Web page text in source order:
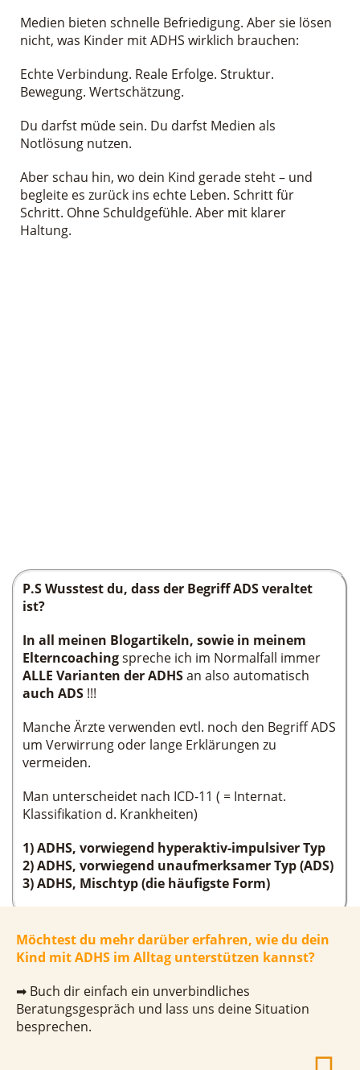
Medien bieten schnelle Befriedigung. Aber sie lösen
nicht, was Kinder mit ADHS wirklich brauchen:
Echte Verbindung. Reale Erfolge. Struktur.
Bewegung. Wertschätzung.
Du darfst müde sein. Du darfst Medien als
Notlösung nutzen.
Aber schau hin, wo dein Kind gerade steht – und
begleite es zurück ins echte Leben. Schritt für
Schritt. Ohne Schuldgefühle. Aber mit klarer
Haltung.
P.S Wusstest du, dass der Begriff ADS veraltet
ist?
In all meinen Blogartikeln, sowie in meinem
Elterncoachingspreche ich im Normalfall immer
ALLE Varianten der ADHSan also automatisch
auch ADS !!!
Manche Ärzte verwenden evtl. noch den Begriff ADS
um Verwirrung oder lange Erklärungen zu
vermeiden.
Man unterscheidet nach ICD-11 ( = Internat.
Klassifikation d. Krankheiten)
1) ADHS, vorwiegend hyperaktiv-impulsiver Typ
2) ADHS, vorwiegend unaufmerksamer Typ (ADS)
3) ADHS, Mischtyp (die häufigste Form)
Möchtest du mehr darüber erfahren, wie du dein
Kind mit ADHS im Alltag unterstützen kannst?
➡ Buch dir einfach ein unverbindliches
Beratungsgespräch und lass uns deine Situation
besprechen.